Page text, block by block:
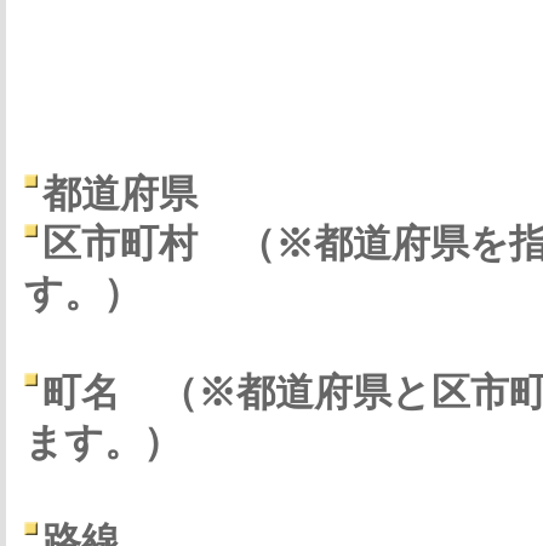
都道府県
区市町村
（※都道府県を
す。）
町名
（※都道府県と区市
ます。）